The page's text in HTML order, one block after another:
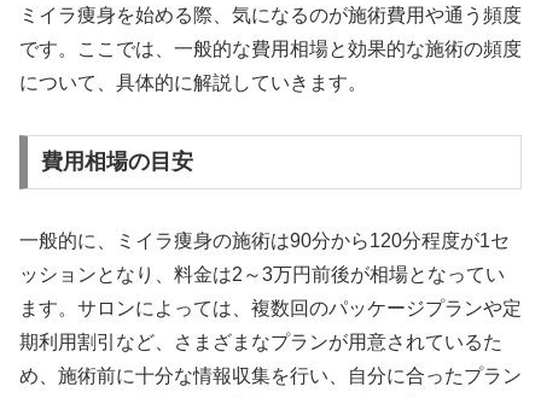
ミイラ痩身を始める際、気になるのが施術費用や通う頻度
です。ここでは、一般的な費用相場と効果的な施術の頻度
について、具体的に解説していきます。
費用相場の目安
一般的に、ミイラ痩身の施術は90分から120分程度が1セ
ッションとなり、料金は2～3万円前後が相場となってい
ます。サロンによっては、複数回のパッケージプランや定
期利用割引など、さまざまなプランが用意されているた
め、施術前に十分な情報収集を行い、自分に合ったプラン